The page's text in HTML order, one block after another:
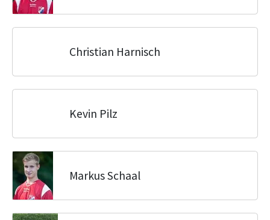
Christian Harnisch
Kevin Pilz
Markus Schaal